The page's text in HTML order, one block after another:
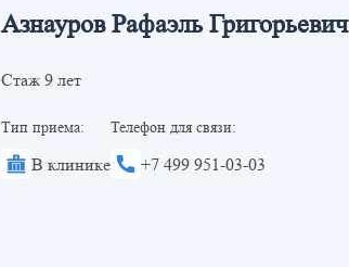
Азнауров Рафаэль Григорьевич
Стаж 9 лет
Тип приема:
В клинике
Телефон для связи:
+7 499 951-03-03